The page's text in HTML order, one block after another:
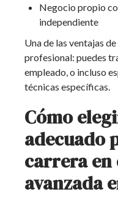
Negocio propio
independiente
Una de las ventajas
profesional: puedes
empleado, o incluso
técnicas específicas.
Cómo
adecuado
carrera en
avanzada